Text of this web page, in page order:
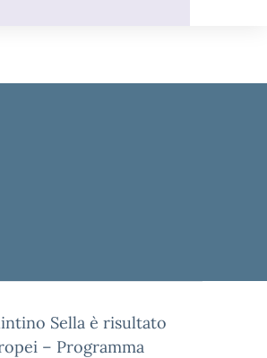
Sella è risultato
– Programma